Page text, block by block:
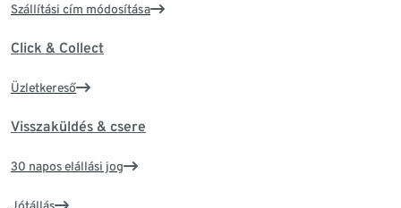
Szállítási cím módosítása
Click & Collect
Üzletkereső
Visszaküldés & csere
30 napos elállási jog
Jótállás